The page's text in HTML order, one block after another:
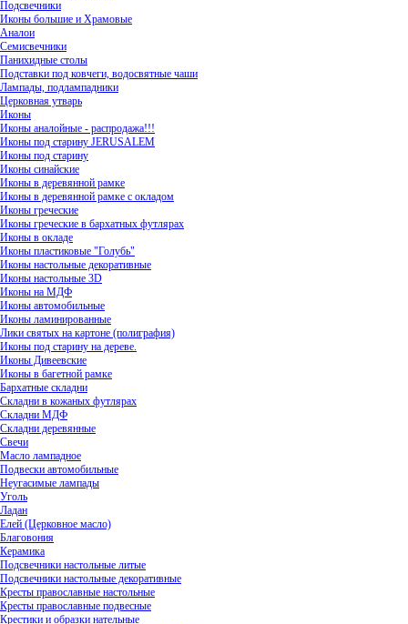
Подсвечники
Иконы большие и Храмовые
Аналои
Семисвечники
Панихидные столы
Подставки под ковчеги, водосвятные чаши
Лампады, подлампадники
Церковная утварь
Иконы
Иконы аналойные - распродажа!!!
Иконы под старину JERUSALEM
Иконы под старину
Иконы синайские
Иконы в деревянной рамке
Иконы в деревянной рамке с окладом
Иконы греческие
Иконы греческие в бархатных футлярах
Иконы в окладе
Иконы пластиковые "Голубь"
Иконы настольные декоративные
Иконы настольные 3D
Иконы на МДФ
Иконы автомобильные
Иконы ламинированные
Лики святых на картоне (полиграфия)
Иконы под старину на дереве.
Иконы Дивеевские
Иконы в багетной рамке
Бархатные складни
Складни в кожаных футлярах
Складни МДФ
Складни деревянные
Свечи
Масло лампадное
Подвески автомобильные
Неугасимые лампады
Уголь
Ладан
Елей (Церковное масло)
Благовония
Керамика
Подсвечники настольные литые
Подсвечники настольные декоративные
Кресты православные настольные
Кресты православные подвесные
Крестики и образки нательные